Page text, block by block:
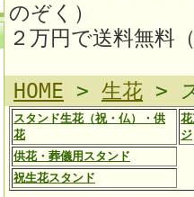
のぞく）
２万円で送料無料
HOME > 生花 >
スタンド生花（祝・仏）・供
花
ジ
供花・葬儀用スタンド
祝生花スタンド